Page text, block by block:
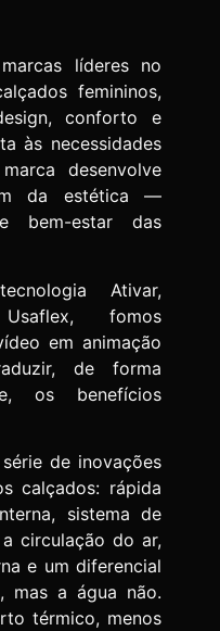
líderes no
femininos,
conforto e
às necessidades
desenvolve
da estética —
bem-estar das
Ativar,
fomos
em animação
de forma
os benefícios
de inovações
calçados: rápida
sistema de
circulação do ar,
e um diferencial
mas a água não.
térmico, menos